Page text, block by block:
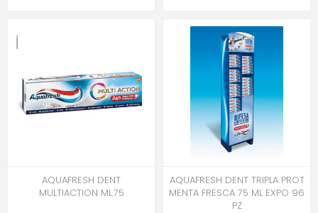
AQUAFRESH DENT
MULTIACTION ML.75
AQUAFRESH DENT TRIPLA PROT
MENTA FRESCA 75 ML EXPO 96
PZ